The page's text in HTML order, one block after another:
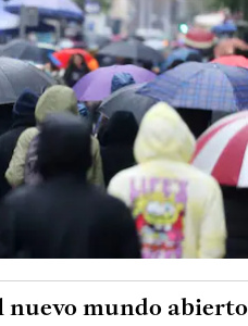
nuevo mundo abierto